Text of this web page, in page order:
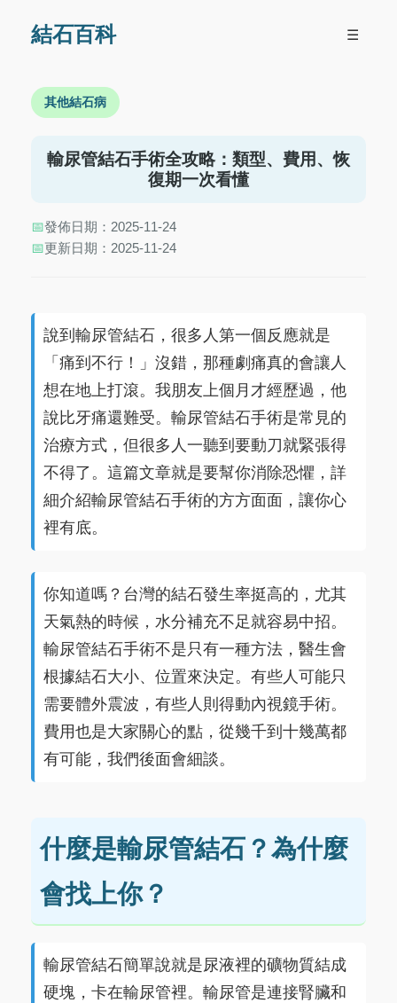
結石百科 ☰
其他結石病
輸尿管結石手術全攻略：類型、費用、恢
復期一次看懂
📅發佈日期：2025-11-24
📅更新日期：2025-11-24
說到輸尿管結石，很多人第一個反應就是
「痛到不行！」沒錯，那種劇痛真的會讓人
想在地上打滾。我朋友上個月才經歷過，他
說比牙痛還難受。輸尿管結石手術是常見的
治療方式，但很多人一聽到要動刀就緊張得
不得了。這篇文章就是要幫你消除恐懼，詳
細介紹輸尿管結石手術的方方面面，讓你心
裡有底。
你知道嗎？台灣的結石發生率挺高的，尤其
天氣熱的時候，水分補充不足就容易中招。
輸尿管結石手術不是只有一種方法，醫生會
根據結石大小、位置來決定。有些人可能只
需要體外震波，有些人則得動內視鏡手術。
費用也是大家關心的點，從幾千到十幾萬都
有可能，我們後面會細談。
什麼是輸尿管結石？為什麼
會找上你？
輸尿管結石簡單說就是尿液裡的礦物質結成
硬塊，卡在輸尿管裡。輸尿管是連接腎臟和